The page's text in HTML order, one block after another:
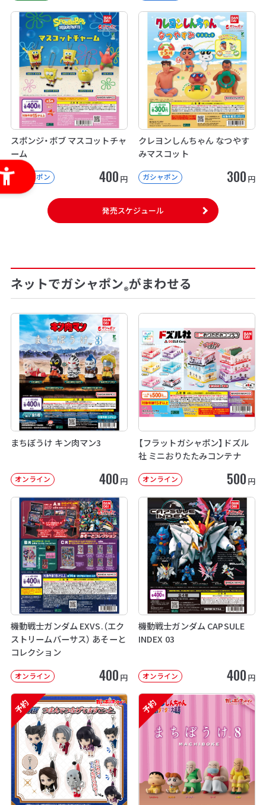
スポンジ・ボブ マスコットチャ
ーム
ガシャポン 400 円
クレヨンしんちゃん なつやす
みマスコット
ガシャポン 300 円
発売スケジュール
ネットでガシャポン®がまわせる
まちぼうけ キン肉マン3
オンライン 400 円
【フラットガシャポン】ドズル
社 ミニおりたたみコンテナ
オンライン 500 円
機動戦士ガンダム EXVS.（エク
ストリームバーサス） あそーと
コレクション
オンライン 400 円
機動戦士ガンダム CAPSULE
INDEX 03
オンライン 400 円
予約 予約